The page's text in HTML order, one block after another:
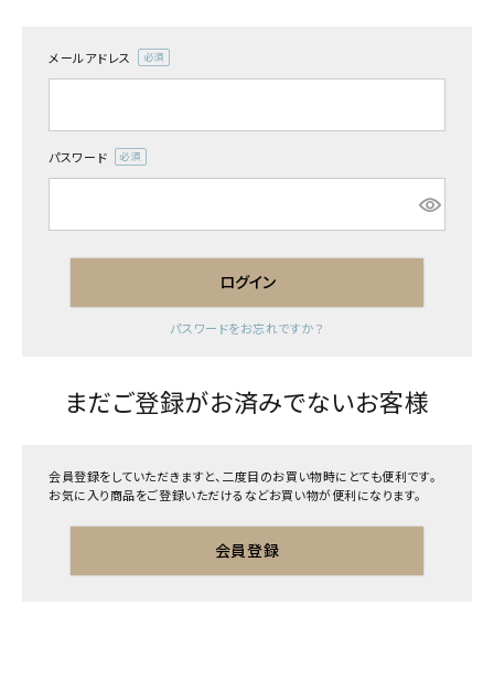
メールアドレス
パスワード
ログイン
パスワードをお忘れですか？
まだご登録がお済みでないお客様
会員登録をしていただきますと、二度目のお買い物時にとても便利です。
お気に入り商品をご登録いただけるなどお買い物が便利になります。
会員登録